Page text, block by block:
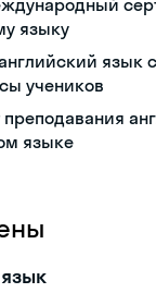
языку
язык
учеников
языке